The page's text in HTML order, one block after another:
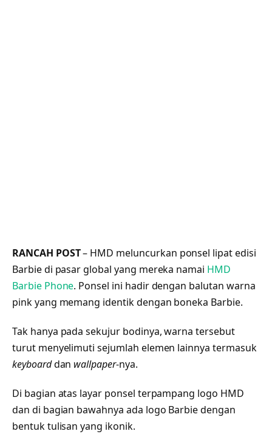
RANCAH POST– HMD meluncurkan ponsel lipat edisi
Barbie di pasar global yang mereka namai HMD
Barbie Phone. Ponsel ini hadir dengan balutan warna
pink yang memang identik dengan boneka Barbie.
Tak hanya pada sekujur bodinya, warna tersebut
turut menyelimuti sejumlah elemen lainnya termasuk
keyboarddan wallpaper-nya.
Di bagian atas layar ponsel terpampang logo HMD
dan di bagian bawahnya ada logo Barbie dengan
bentuk tulisan yang ikonik.